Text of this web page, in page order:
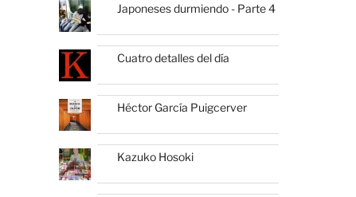
Japoneses durmiendo - Parte 4
Cuatro detalles del día
Héctor García Puigcerver
Kazuko Hosoki